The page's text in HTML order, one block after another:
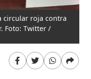
circular roja contra
Foto: Twitter /